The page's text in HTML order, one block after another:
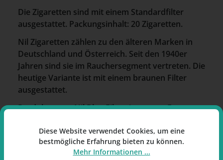
Die Zigaretten sind mit einem Standardfilter
ausgestattet. Packungsinhalt: 20 Zigaretten.
Nil Zigaretten zählen zu den älteren Marken in
Deutschland und Österreich. Seit den 1940er
Jahren sind sie im Rauchersegment vertreten. Die
heutige Variante ist mit einem braunen Filter
ausgestattet.
Produktname: Nil Blau Filterzigaretten. Format:
Erhältlich bei raucherpause.de.
Diese Website verwendet Cookies, um eine
bestmögliche Erfahrung bieten zu können.
Mehr Informationen ...